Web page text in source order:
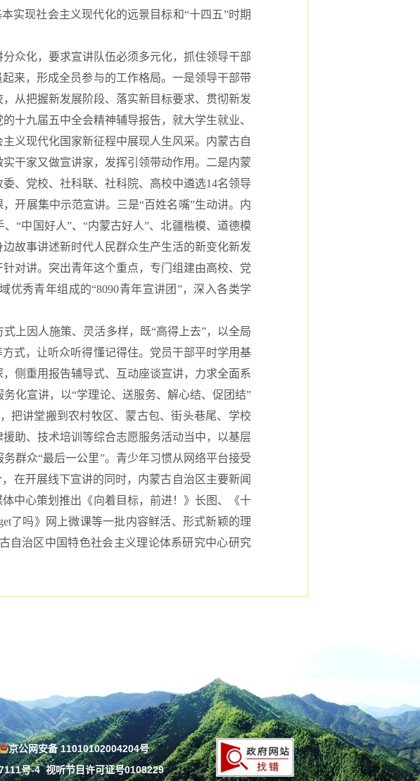
实现社会主义现代化的远景目标和“十四五”时期
化，要求宣讲队伍必须多元化，抓住领导干部
来，形成全员参与的工作格局。一是领导干部带
从把握新发展阶段、落实新目标要求、贯彻新发
十九届五中全会精神辅导报告，就大学生就业、
义现代化国家新征程中展现人生风采。内蒙古自
干家又做宣讲家，发挥引领带动作用。二是内蒙
、党校、社科联、社科院、高校中遴选14名领导
开展集中示范宣讲。三是“百姓名嘴”生动讲。内
“中国好人”、“内蒙古好人”、北疆楷模、道德模
故事讲述新时代人民群众生产生活的新变化新发
对讲。突出青年这个重点，专门组建由高校、党
优秀青年组成的“8090青年宣讲团”，深入各类学
因人施策、灵活多样，既“高得上去”，以全局
式，让听众听得懂记得住。党员干部平时学用基
侧重用报告辅导式、互动座谈宣讲，力求全面系
化宣讲，以“学理论、送服务、解心结、促团结”
把讲堂搬到农村牧区、蒙古包、街头巷尾、学校
助、技术培训等综合志愿服务活动当中，以基层
群众“最后一公里”。青少年习惯从网络平台接受
在开展线下宣讲的同时，内蒙古自治区主要新闻
中心策划推出《向着目标，前进！》长图、《十
了吗》网上微课等一批内容鲜活、形式新颖的理
治区中国特色社会主义理论体系研究中心研究
京公网安备 11010102004204号
号-4 视听节目许可证号0108229